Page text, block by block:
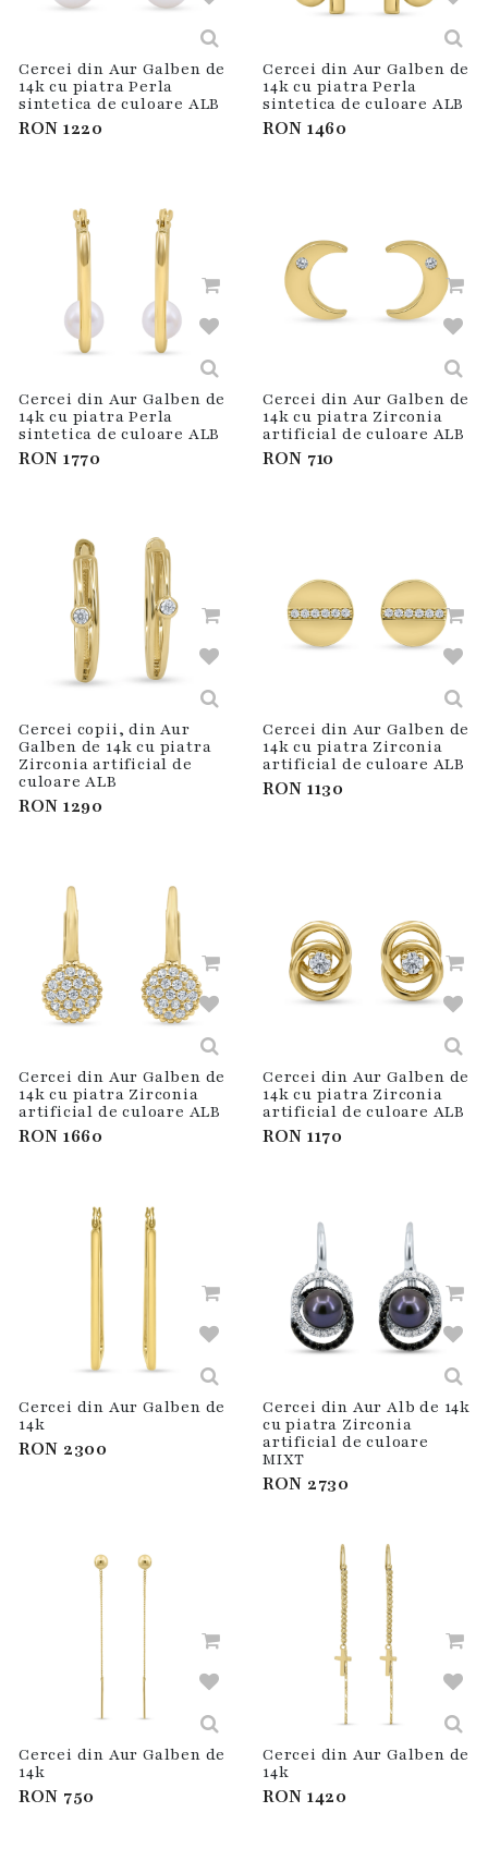
Cercei din Aur Galben de
14k cu piatra Perla
sintetica de culoare ALB
RON1220
Cercei din Aur Galben de
14k cu piatra Perla
sintetica de culoare ALB
RON1460
Cercei din Aur Galben de
14k cu piatra Perla
sintetica de culoare ALB
RON1770
Cercei din Aur Galben de
14k cu piatra Zirconia
artificial de culoare ALB
RON 710
Cercei copii, din Aur
Galben de 14k cu piatra
Zirconia artificial de
culoare ALB
RON1290
Cercei din Aur Galben de
14k cu piatra Zirconia
artificial de culoare ALB
RON1130
Cercei din Aur Galben de
14k cu piatra Zirconia
artificial de culoare ALB
RON1660
Cercei din Aur Galben de
14k cu piatra Zirconia
artificial de culoare ALB
RON1170
Cercei din Aur Galben de
14k
RON 2300
Cercei din Aur Alb de 14k
cu piatra Zirconia
artificial de culoare
MIXT
RON 2730
Cercei din Aur Galben de
14k
RON 750
Cercei din Aur Galben de
14k
RON1420